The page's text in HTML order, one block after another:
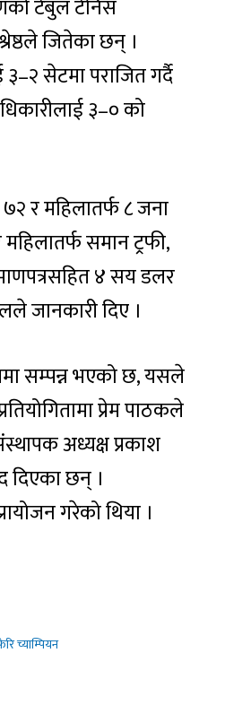
टेबुल टेनिस
जितेका छन् ।
सेटमा पराजित गर्दै
३–० को
र महिलातर्फ ८ जना
समान ट्रफी,
४ सय डलर
जानकारी दिए ।
सम्पन्न भएको छ, यसले
प्रेम पाठकले
अध्यक्ष प्रकाश
दिएका छन् ।
गरेको थिया ।
च्याम्पियन